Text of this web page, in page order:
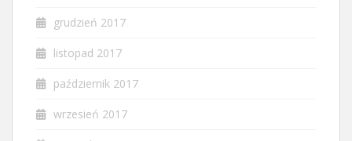
grudzień 2017
listopad 2017
październik 2017
wrzesień 2017